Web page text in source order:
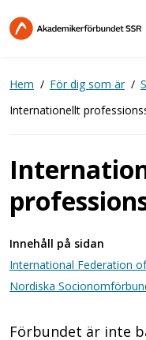
till
Hem För dig som är
Internationellt
Innehåll på sidan
International Federation
Nordiska
Förbundet är inte